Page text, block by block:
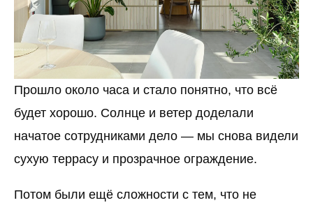
Прошло около часа и стало понятно, что всё
будет хорошо. Солнце и ветер доделали
начатое сотрудниками дело — мы снова видели
сухую террасу и прозрачное ограждение.
Потом были ещё сложности с тем, что не